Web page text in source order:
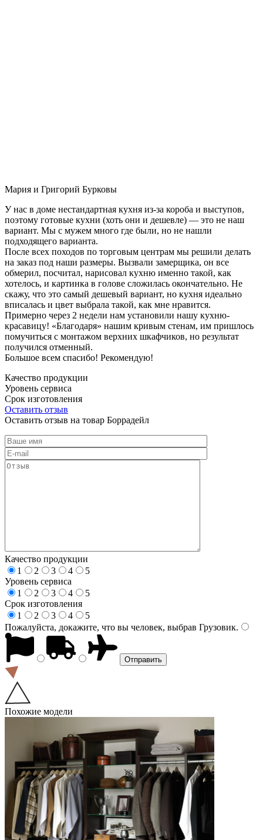
Мария и Григорий Бурковы
У нас в доме нестандартная кухня из-за короба и выступов,
поэтому готовые кухни (хоть они и дешевле) — это не наш
вариант. Мы с мужем много где были, но не нашли
подходящего варианта.
После всех походов по торговым центрам мы решили делать
на заказ под наши размеры. Вызвали замерщика, он все
обмерил, посчитал, нарисовал кухню именно такой, как
хотелось, и картинка в голове сложилась окончательно. Не
скажу, что это самый дешевый вариант, но кухня идеально
вписалась и цвет выбрала такой, как мне нравится.
Примерно через 2 недели нам установили нашу кухню-
красавицу! «Благодаря» нашим кривым стенам, им пришлось
помучиться с монтажом верхних шкафчиков, но результат
получился отменный.
Большое всем спасибо! Рекомендую!
Качество продукции
Уровень сервиса
Срок изготовления
Оставить отзыв
Оставить отзыв на товар Боррадейл
Качество продукции
1
2 3 4
5
Уровень сервиса
1
2 3 4
5
Срок изготовления
1
2 3 4
5
Пожалуйста, докажите, что вы человек, выбрав Грузовик.
Похожие модели